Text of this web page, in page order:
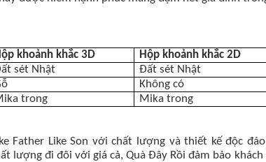
khoảnh khắc 3D
Hộp khoảnh khắc 2D
sét Nhật
Đất sét Nhật
Không có
trong Mika trong
Father Like Son với chất lượng và thiết kế độc
lượng đi đôi với giá cả, Quà Đây Rồi đảm bảo